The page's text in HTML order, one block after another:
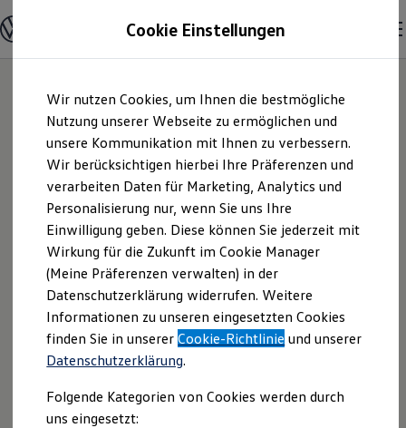
Hauptinhalt
springen
Footer
springen
Modelle & Konfigurator
Nutzfahrzeugkategorien entdecken
Modelle konfigurieren
Vorgängermodelle und Oldtimer
Vorgängermodelle
Oldtimer
Bulli Historie
Branchenlösungen & Gewerbekunden
Umbaulösungen und Hersteller finden
Auf- und Umbauten entdecken & konfigurieren
Groß- und Sonderkunden
Großkunden
Kommunen & Behörden
Journalisten
Sportvereine
Branchenlösungen
Bau & Handwerk
Gewerbliche Personenbeförderung
Service & mobile Werkstätten
Kurier, Logistik & Handel
Kühlfahrzeuge
Feuerwehr
Autohaus Beermann
& Temme GmbH &
Co. KG | Impressum
& Rechtliches
Hier finden Sie Informationen über die
Autohaus Beermann & Temme GmbH &
Co. KG als verantwortliche Anbieterin
von Inhalten und Angeboten, die auf
Cookie Einstellungen
Wir nutzen Cookies, um Ihnen die bestmögliche
Nutzung unserer Webseite zu ermöglichen und
unsere Kommunikation mit Ihnen zu verbessern.
Wir berücksichtigen hierbei Ihre Präferenzen und
verarbeiten Daten für Marketing, Analytics und
Personalisierung nur, wenn Sie uns Ihre
Einwilligung geben. Diese können Sie jederzeit mit
Wirkung für die Zukunft im Cookie Manager
(Meine Präferenzen verwalten) in der
Datenschutzerklärung widerrufen. Weitere
Informationen zu unseren eingesetzten Cookies
finden Sie in unsererCookie-Richtlinie und unserer
Datenschutzerklärung.
Folgende Kategorien von Cookies werden durch
uns eingesetzt: